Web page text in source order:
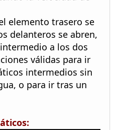
elemento trasero se
delanteros se abren,
a los dos
válidas para ir
intermedios sin
o para ir tras un